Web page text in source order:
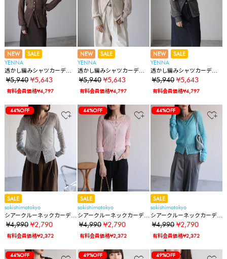
NEW
SALE
YENNA
透かし編みシャツカーディ
ガン
¥5,940 ¥5,643
有料会員価格¥4,797
NEW
SALE
YENNA
透かし編みシャツカーディ
ガン
¥5,940 ¥5,643
有料会員価格¥4,797
NEW
SALE
YENNA
透かし編みシャツカーディ
ガン
¥5,940 ¥5,643
有料会員価格¥4,797
44%OFF
SALE
sakishimatokyo
シアークルーネックカーデ
ィガン/冷房対策
¥4,990 ¥2,790
有料会員価格¥2,372
44%OFF
SALE
sakishimatokyo
シアークルーネックカーデ
ィガン/冷房対策
¥4,990 ¥2,790
有料会員価格¥2,372
44%OFF
SALE
sakishimatokyo
シアークルーネックカーデ
ィガン/冷房対策
¥4,990 ¥2,790
有料会員価格¥2,372
44%OFF 49%OFF 49%OFF